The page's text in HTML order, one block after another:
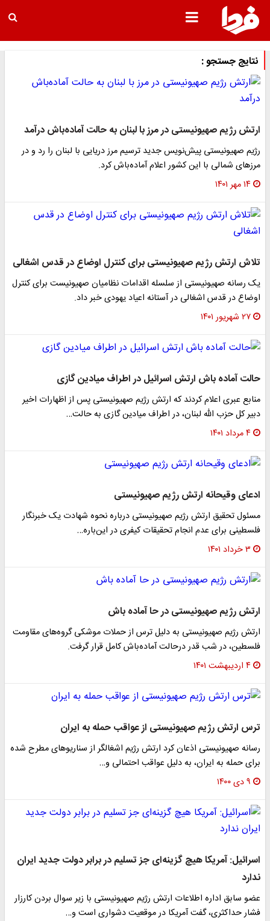
نتایج جستجو :
ارتش رژیم صهیونیستی در مرز با لبنان به حالت آماده‌باش درآمد
رژیم صهیونیستی پیش‌نویس جدید ترسیم مرز دریایی با لبنان را رد و در
مرزهای شمالی با این کشور اعلام آماده‌باش کرد.
۱۴ مهر ۱۴۰۱
تلاش ارتش رژیم صهیونیستی برای کنترل اوضاع در قدس اشغالی
یک رسانه صهیونیستی از سلسله اقدامات نظامیان صهیونیست برای کنترل
اوضاع در قدس اشغالی در آستانه اعیاد یهودی خبر داد.
۲۷ شهریور ۱۴۰۱
حالت آماده باش ارتش اسرائیل در اطراف میادین گازی
منابع عبری اعلام کردند که ارتش رژیم صهیونیستی پس از اظهارات اخیر
دبیر کل حزب الله لبنان، در اطراف میادین گازی به حالت…
۴ مرداد ۱۴۰۱
ادعای وقیحانه ارتش رژیم صهیونیستی
مسئول تحقیق ارتش رژیم صهیونیستی درباره نحوه شهادت یک خبرنگار
فلسطینی برای عدم انجام تحقیقات کیفری در این‌باره…
۳ خرداد ۱۴۰۱
ارتش رژیم صهیونیستی در حا آماده باش
ارتش رژیم صهیونیستی به دلیل ترس از حملات موشکی گروه‌های مقاومت
فلسطین، در شب قدر درحالت آماده‌باش کامل قرار گرفت.
۴ اردیبهشت ۱۴۰۱
ترس ارتش رژیم صهیونیستی از عواقب حمله به ایران
رسانه صهیونیستی اذعان کرد ارتش رژیم اشغالگر از سناریوهای مطرح شده
برای حمله به ایران، به دلیل عواقب احتمالی و…
۹ دی ۱۴۰۰
اسرائیل: آمریکا هیچ گزینه‌ای جز تسلیم در برابر دولت جدید ایران
ندارد
عضو سابق اداره اطلاعات ارتش رژیم صهیونیستی با زیر سوال بردن کارزار
فشار حداکثری، گفت آمریکا در موقعیت دشواری است و…